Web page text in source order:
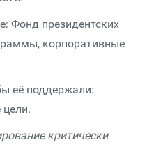
Фонд президентских
корпоративные
её поддержали:
критически